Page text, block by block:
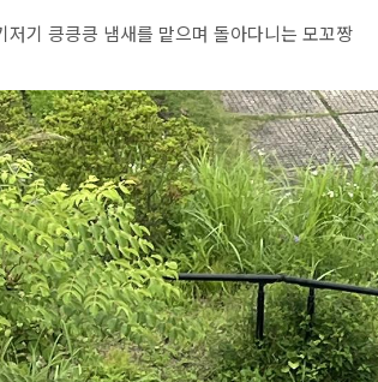
저기 킁킁킁 냄새를 맡으며 돌아다니는 모꼬짱